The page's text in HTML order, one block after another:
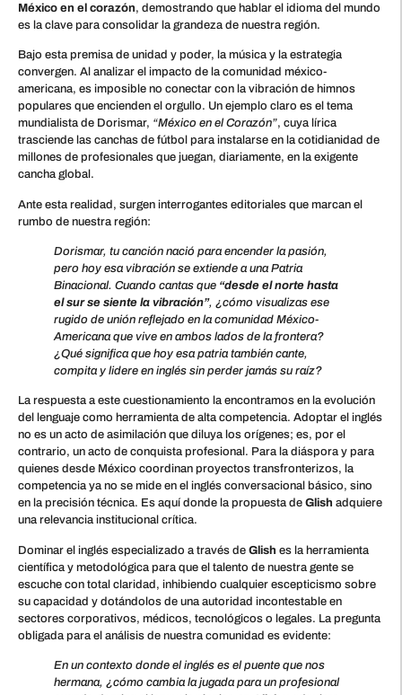
México en el corazón, demostrando que hablar el idioma del mundo
es la clave para consolidar la grandeza de nuestra región.
Bajo esta premisa de unidad y poder, la música y la estrategia
convergen. Al analizar el impacto de la comunidad méxico-
americana, es imposible no conectar con la vibración de himnos
populares que encienden el orgullo. Un ejemplo claro es el tema
mundialista de Dorismar, “México en el Corazón”, cuya lírica
trasciende las canchas de fútbol para instalarse en la cotidianidad de
millones de profesionales que juegan, diariamente, en la exigente
cancha global.
Ante esta realidad, surgen interrogantes editoriales que marcan el
rumbo de nuestra región:
Dorismar, tu canción nació para encender la pasión,
pero hoy esa vibración se extiende a una Patria
Binacional. Cuando cantas que “desde el norte hasta
el sur se siente la vibración”, ¿cómo visualizas ese
rugido de unión reflejado en la comunidad México-
Americana que vive en ambos lados de la frontera?
¿Qué significa que hoy esa patria también cante,
compita y lidere en inglés sin perder jamás su raíz?
La respuesta a este cuestionamiento la encontramos en la evolución
del lenguaje como herramienta de alta competencia. Adoptar el inglés
no es un acto de asimilación que diluya los orígenes; es, por el
contrario, un acto de conquista profesional. Para la diáspora y para
quienes desde México coordinan proyectos transfronterizos, la
competencia ya no se mide en el inglés conversacional básico, sino
en la precisión técnica. Es aquí donde la propuesta de Glish adquiere
una relevancia institucional crítica.
Dominar el inglés especializado a través de Glish es la herramienta
científica y metodológica para que el talento de nuestra gente se
escuche con total claridad, inhibiendo cualquier escepticismo sobre
su capacidad y dotándolos de una autoridad incontestable en
sectores corporativos, médicos, tecnológicos o legales. La pregunta
obligada para el análisis de nuestra comunidad es evidente:
En un contexto donde el inglés es el puente que nos
hermana, ¿cómo cambia la jugada para un profesional